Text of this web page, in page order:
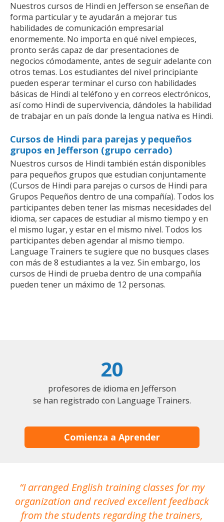
Nuestros cursos de Hindi en Jefferson se enseñan de
forma particular y te ayudarán a mejorar tus
habilidades de comunicación empresarial
enormemente. No importa en qué nivel empieces,
pronto serás capaz de dar presentaciones de
negocios cómodamente, antes de seguir adelante con
otros temas. Los estudiantes del nivel principiante
pueden esperar terminar el curso con habilidades
básicas de Hindi al teléfono y en correos electrónicos,
así como Hindi de supervivencia, dándoles la habilidad
de trabajar en un país donde la lengua nativa es Hindi.
Cursos de Hindi para parejas y pequeños
grupos en Jefferson (grupo cerrado)
Nuestros cursos de Hindi también están disponibles
para pequeños grupos que estudian conjuntamente
(Cursos de Hindi para parejas o cursos de Hindi para
Grupos Pequeños dentro de una compañía). Todos los
participantes deben tener las mismas necesidades del
idioma, ser capaces de estudiar al mismo tiempo y en
el mismo lugar, y estar en el mismo nivel. Todos los
participantes deben agendar al mismo tiempo.
Language Trainers te sugiere que no busques clases
con más de 8 estudiantes a la vez. Sin embargo, los
cursos de Hindi de prueba dentro de una compañía
pueden tener un máximo de 12 personas.
20
profesores de idioma en Jefferson
se han registrado con Language Trainers.
Comienza a Aprender
I arranged English training classes for my
organization and recived excellent feedback
from the students regarding the trainers,